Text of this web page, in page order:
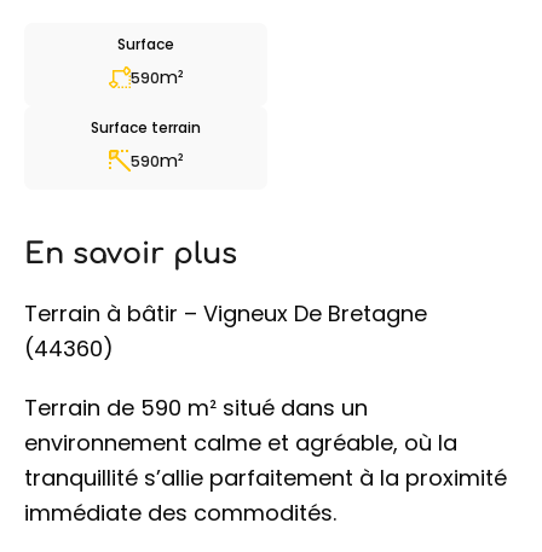
Surface
590m²
Surface terrain
590m²
En savoir plus
Terrain à bâtir – Vigneux De Bretagne
(44360)
Terrain de 590 m² situé dans un
environnement calme et agréable, où la
tranquillité s’allie parfaitement à la proximité
immédiate des commodités.